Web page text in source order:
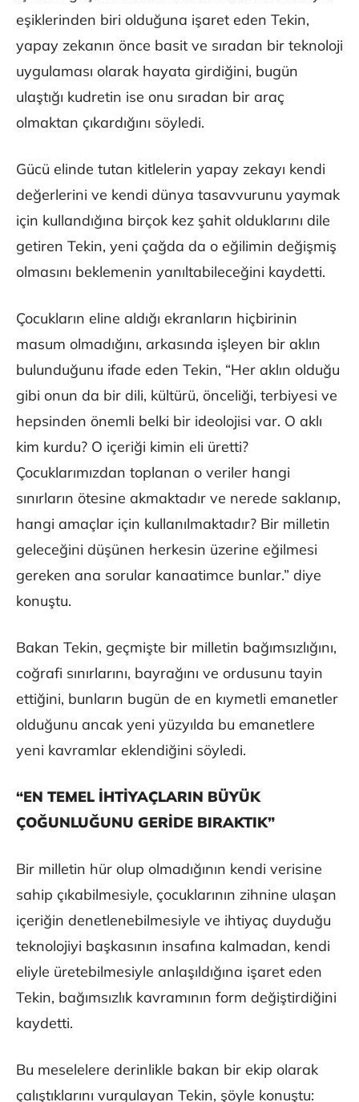
eşiklerinden biri olduğuna işaret eden Tekin,
yapay zekanın önce basit ve sıradan bir teknoloji
uygulaması olarak hayata girdiğini, bugün
ulaştığı kudretin ise onu sıradan bir araç
olmaktan çıkardığını söyledi.
Gücü elinde tutan kitlelerin yapay zekayı kendi
değerlerini ve kendi dünya tasavvurunu yaymak
için kullandığına birçok kez şahit olduklarını dile
getiren Tekin, yeni çağda da o eğilimin değişmiş
olmasını beklemenin yanıltabileceğini kaydetti.
Çocukların eline aldığı ekranların hiçbirinin
masum olmadığını, arkasında işleyen bir aklın
bulunduğunu ifade eden Tekin, “Her aklın olduğu
gibi onun da bir dili, kültürü, önceliği, terbiyesi ve
hepsinden önemli belki bir ideolojisi var. O aklı
kim kurdu? O içeriği kimin eli üretti?
Çocuklarımızdan toplanan o veriler hangi
sınırların ötesine akmaktadır ve nerede saklanıp,
hangi amaçlar için kullanılmaktadır? Bir milletin
geleceğini düşünen herkesin üzerine eğilmesi
gereken ana sorular kanaatimce bunlar.” diye
konuştu.
Bakan Tekin, geçmişte bir milletin bağımsızlığını,
coğrafi sınırlarını, bayrağını ve ordusunu tayin
ettiğini, bunların bugün de en kıymetli emanetler
olduğunu ancak yeni yüzyılda bu emanetlere
yeni kavramlar eklendiğini söyledi.
“EN TEMEL İHTİYAÇLARIN BÜYÜK
ÇOĞUNLUĞUNU GERİDE BIRAKTIK”
Bir milletin hür olup olmadığının kendi verisine
sahip çıkabilmesiyle, çocuklarının zihnine ulaşan
içeriğin denetlenebilmesiyle ve ihtiyaç duyduğu
teknolojiyi başkasının insafına kalmadan, kendi
eliyle üretebilmesiyle anlaşıldığına işaret eden
Tekin, bağımsızlık kavramının form değiştirdiğini
kaydetti.
Bu meselelere derinlikle bakan bir ekip olarak
çalıştıklarını vurgulayan Tekin, şöyle konuştu: